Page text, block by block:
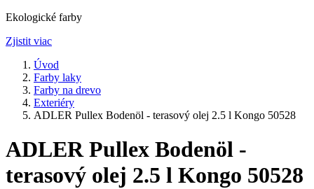
Ekologické farby
Zjistit viac
Úvod
Farby laky
Farby na drevo
Exteriéry
ADLER Pullex Bodenöl - terasový olej 2.5 l Kongo 50528
ADLER Pullex Bodenöl -
terasový olej 2.5 l Kongo 50528